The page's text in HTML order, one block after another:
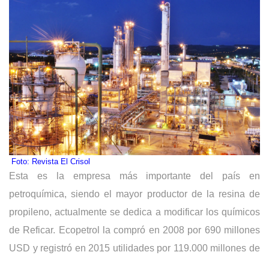
Foto: Revista El Crisol
Esta es la empresa más importante del país en
petroquímica, siendo el mayor productor de la resina de
propileno, actualmente se dedica a modificar los químicos
de Reficar. Ecopetrol la compró en 2008 por 690 millones
USD y registró en 2015 utilidades por 119.000 millones de